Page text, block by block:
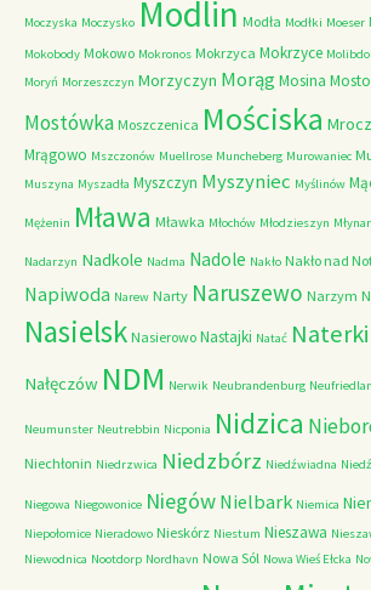
Moczyska Moczysko Modlin Modła Modłki Moeser
Mokobody Mokowo Mokronos Mokrzyca Mokrzyce
Moryń Morzeszczyn Morzyczyn MorągMosina
Mostówka Moszczenica Mościska
Mrągowo Mszczonów Muellrose Muncheberg Murowaniec
Muszyna Myszadła Myszczyn Myszyniec Myślinów
Mężenin Mława Mławka Młochów Młodzieszyn
Nadarzyn Nadkole Nadma Nadole Nakło Nakło nad
Napiwoda Narew Narty Naruszewo Narzym
Nasielsk Nasierowo Nastajki Natać Naterki
Nałęczów NDM Nerwik Neubrandenburg
Neumunster Neutrebbin Nicponia Nidzica
Niechłonin Niedrzwica Niedzbórz Niedźwiadna
Niegowa Niegowonice Niegów Nielbark Niemica
Niepołomice Nieradowo Nieskórz Niestum Nieszawa
Niewodnica Nootdorp Nordhavn Nowa Sól Nowa Wieś Ełcka